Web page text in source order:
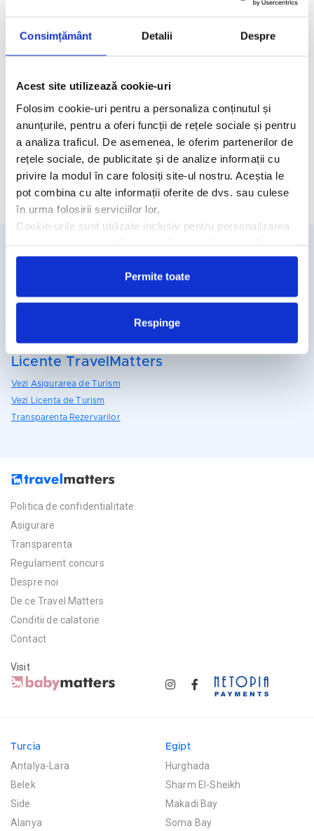
Consimțământ Detalii Despre
Acest site utilizează cookie-uri
Folosim cookie-uri pentru a personaliza conținutul și
anunțurile, pentru a oferi funcții de rețele sociale și pentru
a analiza traficul. De asemenea, le oferim partenerilor de
rețele sociale, de publicitate și de analize informații cu
privire la modul în care folosiți site-ul nostru. Aceștia le
pot combina cu alte informații oferite de dvs. sau culese
în urma folosirii serviciilor lor.
Cookie-urile sunt utilizate inclusiv pentru personalizarea
Permite toate
Respinge
de noapte intensa. Hotelul detine o piscina in aer liber, un bar cu
bauturi muzica si spectacole.
Facilitati hotel
Camere hotel
Masa:All Inclusive.
Cere oferta personalizata
Detalii si rezervari
Licente TravelMatters
Vezi Asigurarea de Turism
Vezi Licenta de Turism
Transparenta Rezervarilor
Politica de confidentialitate
Asigurare
Transparenta
Regulament concurs
Despre noi
De ce Travel Matters
Conditii de calatorie
Contact
Visit
Turcia
Antalya-Lara
Belek
Side
Alanya
Egipt
Hurghada
Sharm El-Sheikh
Makadi Bay
Soma Bay